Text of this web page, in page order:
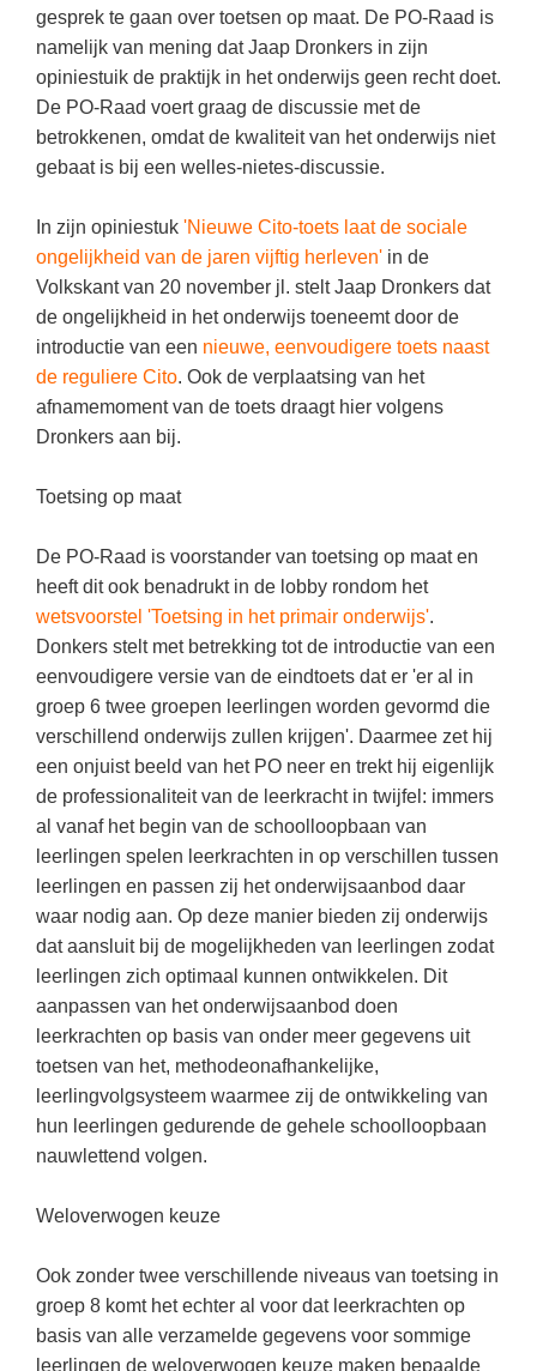
Digitaal onderwijs
Cito toets
Eindexamens
iPad scholen
Augustus 2026
Juli 2026
Juni 2026
Mei 2026
April 2026
Lespakket ‘Circulaire Economie - van
verpakking tot nieuwe grondstof’
Gastles Zeebenen in de klas
Cursus Leer het heelal begrijpen
hulpmiddelen voor science-docenten en
TOA's
DGM in de klas
Kerst kleurplaten
PUZZELS
Woordpuzzels
Kruiswoordpuzzels
Raadsels
Rebussen
Biologie
Burgerschap
Ckv
Duits
Economie
Engels
Frans
Fries (Frysk)
Geschiedenis
Klassieke Talen
Letterkunde
Levensbeschouwing
Maatschappijleer
Muziek
Natuurkunde
Nederlands
Rekenen / Wiskunde
Scheikunde
Sociale vaardigheden
Studievaardigheden
Topografie
Verkeer
Verzorging
THEMA'S
Budgetteren
Boek: Kleine werelden van het zonnestelsel
Leren met klassieke muziek
Lasermachine voor het onderwijs
Lasergraaf
Onderwijs opleidingen
Gratis lesmateriaal Dove self-esteem
Ontdek Memo voor de onderbouw zelf!
Maak uw leerlingen mediawijs!
Rekentuin: altijd en overal rekenen oefenen
op je eigen niveau
Taalzee: adaptief oefenen en toetsen
Meesterbaan onderwijsvacatures
LEERMETHODEN
Biologie
Examentraining
Frans
Geschiedenis
Nederlands
Rekenen
Sociale vaardigheden
Studievaardigheden
Taalvaardigheden
LESMATERIAAL
Biologie
Geld PO
Geld VO
Geschiedenis
gesprek te gaan over toetsen op maat. De PO-Raad is
namelijk van mening dat Jaap Dronkers in zijn
opiniestuik de praktijk in het onderwijs geen recht doet.
De PO-Raad voert graag de discussie met de
betrokkenen, omdat de kwaliteit van het onderwijs niet
gebaat is bij een welles-nietes-discussie.
In zijn opiniestuk 'Nieuwe Cito-toets laat de sociale
ongelijkheid van de jaren vijftig herleven' in de
Volkskant van 20 november jl. stelt Jaap Dronkers dat
de ongelijkheid in het onderwijs toeneemt door de
introductie van een nieuwe, eenvoudigere toets naast
de reguliere Cito. Ook de verplaatsing van het
afnamemoment van de toets draagt hier volgens
Dronkers aan bij.
Toetsing op maat
De PO-Raad is voorstander van toetsing op maat en
heeft dit ook benadrukt in de lobby rondom het
wetsvoorstel 'Toetsing in het primair onderwijs'.
Donkers stelt met betrekking tot de introductie van een
eenvoudigere versie van de eindtoets dat er 'er al in
groep 6 twee groepen leerlingen worden gevormd die
verschillend onderwijs zullen krijgen'. Daarmee zet hij
een onjuist beeld van het PO neer en trekt hij eigenlijk
de professionaliteit van de leerkracht in twijfel: immers
al vanaf het begin van de schoolloopbaan van
leerlingen spelen leerkrachten in op verschillen tussen
leerlingen en passen zij het onderwijsaanbod daar
waar nodig aan. Op deze manier bieden zij onderwijs
dat aansluit bij de mogelijkheden van leerlingen zodat
leerlingen zich optimaal kunnen ontwikkelen. Dit
aanpassen van het onderwijsaanbod doen
leerkrachten op basis van onder meer gegevens uit
toetsen van het, methodeonafhankelijke,
leerlingvolgsysteem waarmee zij de ontwikkeling van
hun leerlingen gedurende de gehele schoolloopbaan
nauwlettend volgen.
Weloverwogen keuze
Ook zonder twee verschillende niveaus van toetsing in
groep 8 komt het echter al voor dat leerkrachten op
basis van alle verzamelde gegevens voor sommige
leerlingen de weloverwogen keuze maken bepaalde